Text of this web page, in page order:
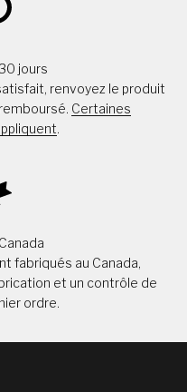
jours
renvoyez le produit
Certaines
.
fabriqués au Canada,
et un contrôle de
ordre.